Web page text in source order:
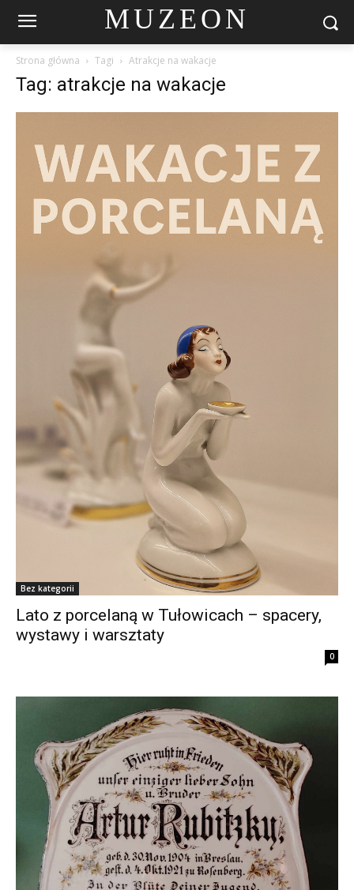
MUZEON
Strona główna Tagi Atrakcje na wakacje
Tag: atrakcje na wakacje
Bez kategorii
Lato z porcelaną w Tułowicach – spacery,
wystawy i warsztaty
0